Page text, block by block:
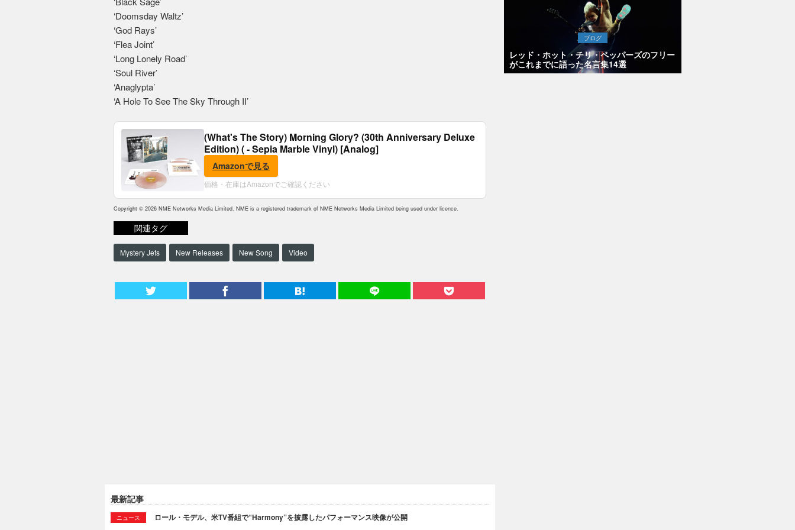
‘Doomsday Waltz’
‘God Rays’
‘Flea Joint’
‘Long Lonely Road’
‘Soul River’
‘Anaglypta’
‘A Hole To See The Sky Through II’
(What's The Story) Morning Glory? (30th Anniversary Deluxe
Edition) ( - Sepia Marble Vinyl) [Analog]
Amazonで見る
価格・在庫はAmazonでご確認ください
Copyright © 2026 NME Networks Media Limited. NME is a registered trademark of NME Networks Media Limited being used under licence.
関連タグ
Mystery Jets New Releases New Song Video
最新記事
ニュース ロール・モデル、米TV番組で“Harmony”を披露したパフォーマンス映像が公開
ブログ
レッド・ホット・チリ・ペッパーズのフリー
がこれまでに語った名言集14選